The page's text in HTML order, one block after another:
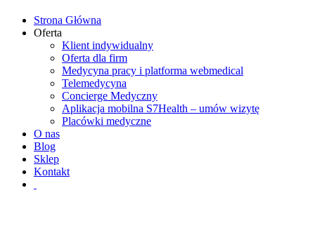
Strona Główna
Oferta
Klient indywidualny
Oferta dla firm
Medycyna pracy i platforma webmedical
Telemedycyna
Concierge Medyczny
Aplikacja mobilna S7Health – umów wizytę
Placówki medyczne
O nas
Blog
Sklep
Kontakt